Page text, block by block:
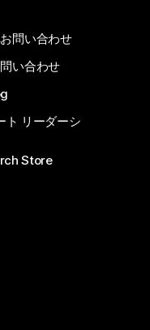
問い合わせ
い合わせ
ト リーダーシ
Store